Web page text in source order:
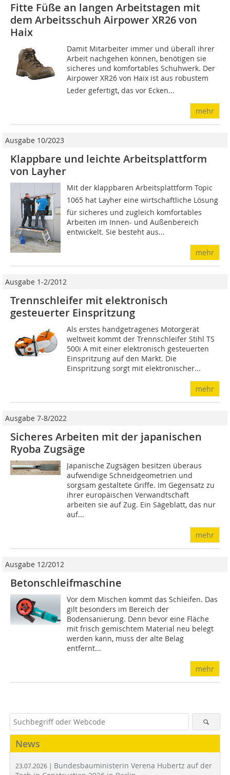
Fitte Füße an langen Arbeitstagen mit
dem Arbeitsschuh Airpower XR26 von
Haix
Damit Mitarbeiter immer und überall ihrer
Arbeit nachgehen können, benötigen sie
sicheres und komfortables Schuhwerk. Der
Airpower XR26 von Haix ist aus robustem
Leder gefertigt, das vor Ecken...
mehr
Ausgabe 10/2023
Klappbare und leichte Arbeitsplattform
von Layher
Mit der klappbaren Arbeitsplattform Topic
1065 hat Layher eine wirtschaftliche Lösung
für sicheres und zugleich komfortables
Arbeiten im Innen- und Außenbereich
entwickelt. Sie besteht aus...
mehr
Ausgabe 1-2/2012
Trennschleifer mit elektronisch
gesteuerter Einspritzung
Als erstes handgetragenes Motorgerät
weltweit kommt der Trennschleifer Stihl TS
500i A mit einer elektronisch gesteuerten
Einspritzung auf den Markt. Die
Einspritzung sorgt mit elektronischer...
mehr
Ausgabe 7-8/2022
Sicheres Arbeiten mit der japanischen
Ryoba Zugsäge
Japanische Zugsägen besitzen überaus
aufwendige Schneidgeometrien und
sorgsam gestaltete Griffe. Im Gegensatz zu
ihrer europäischen Verwandtschaft
arbeiten sie auf Zug. Ein Sägeblatt, das nur
auf...
mehr
Ausgabe 12/2012
Betonschleifmaschine
Vor dem Mischen kommt das Schleifen. Das
gilt besonders im Bereich der
Bodensanierung. Denn bevor eine Fläche
mit frisch gemischtem Material neu belegt
werden kann, muss der alte Belag
entfernt...
mehr
News
23.07.2026 | Bundesbauministerin Verena Hubertz auf der